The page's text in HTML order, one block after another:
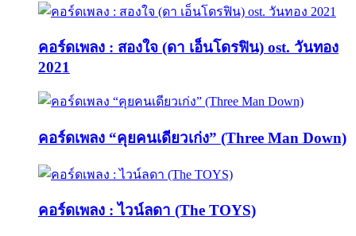
คอร์ดเพลง : สองใจ (ดา เอ็นโดรฟิน) ost. วันทอง
2021
คอร์ดเพลง “คุยคนเดียวเก่ง” (Three Man Down)
คอร์ดเพลง : ไวน์ลดา (The TOYS)